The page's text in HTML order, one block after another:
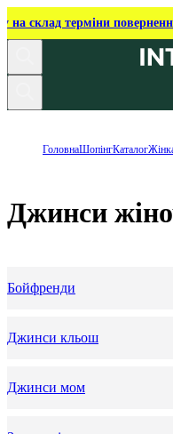
на склад терміни
ГоловнаШопінгКаталог
Джинси
Бойфренди
Джинси кльош
Джинси мом